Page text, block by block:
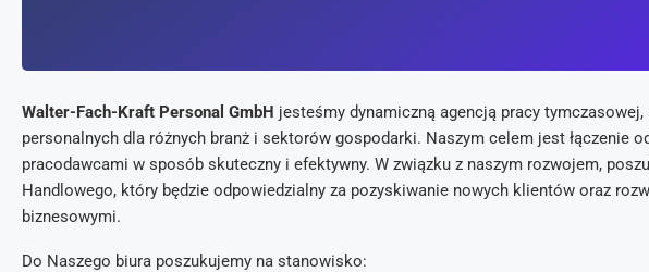
Walter-Fach-Kraft Personal GmbH jesteśmy dynamiczną agencją pracy
personalnych dla różnych branż i sektorów gospodarki. Naszym celem jest łączenie
pracodawcami w sposób skuteczny i efektywny. W związku z naszym rozwojem,
Handlowego, który będzie odpowiedzialny za pozyskiwanie nowych klientów oraz
biznesowymi.
Do Naszego biura poszukujemy na stanowisko: